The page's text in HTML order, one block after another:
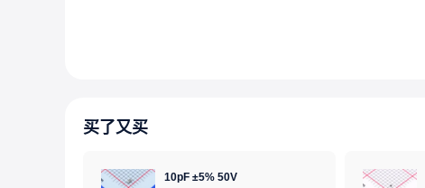
买了又买
10pF ±5% 50V